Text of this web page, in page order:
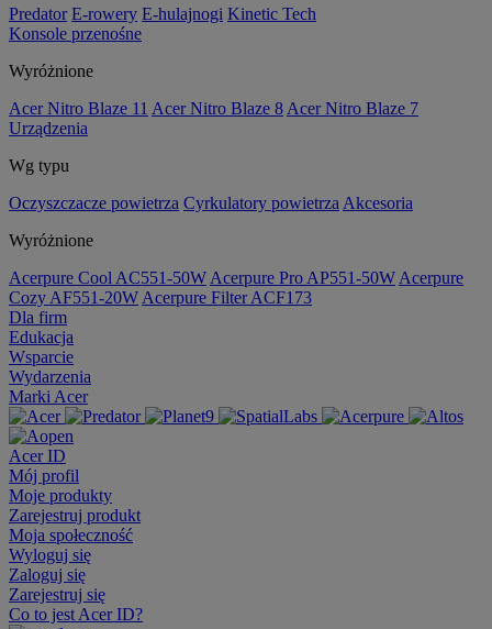
Predator E-rowery E-hulajnogi Kinetic Tech
Konsole przenośne
Wyróżnione
Acer Nitro Blaze 11 Acer Nitro Blaze 8 Acer Nitro Blaze 7
Urządzenia
Wg typu
Oczyszczacze powietrza Cyrkulatory powietrza Akcesoria
Wyróżnione
Acerpure Cool AC551-50W Acerpure Pro AP551-50W Acerpure
Cozy AF551-20W Acerpure Filter ACF173
Dla firm
Edukacja
Wsparcie
Wydarzenia
Marki Acer
Acer ID
Mój profil
Moje produkty
Zarejestruj produkt
Moja społeczność
Wyloguj się
Zaloguj się
Zarejestruj się
Co to jest Acer ID?